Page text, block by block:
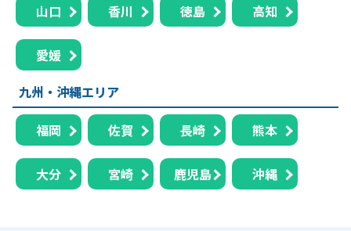
山口 香川 徳島 高知
愛媛
九州・沖縄エリア
福岡 佐賀 長崎 熊本
大分 宮崎 鹿児島 沖縄